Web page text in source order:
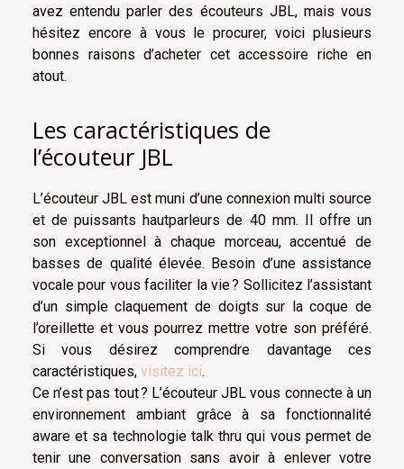
avez entendu parler des écouteurs JBL, mais vous
hésitez encore à vous le procurer, voici plusieurs
bonnes raisons d’acheter cet accessoire riche en
atout.
Les caractéristiques de
l’écouteur JBL
L’écouteur JBL est muni d’une connexion multi source
et de puissants hautparleurs de 40 mm. Il offre un
son exceptionnel à chaque morceau, accentué de
basses de qualité élevée. Besoin d’une assistance
vocale pour vous faciliter la vie ? Sollicitez l’assistant
d’un simple claquement de doigts sur la coque de
l’oreillette et vous pourrez mettre votre son préféré.
Si vous désirez comprendre davantage ces
caractéristiques, visitez ici.
Ce n’est pas tout ? L’écouteur JBL vous connecte à un
environnement ambiant grâce à sa fonctionnalité
aware et sa technologie talk thru qui vous permet de
tenir une conversation sans avoir à enlever votre